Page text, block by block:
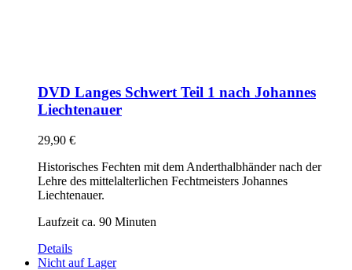
DVD Langes Schwert Teil 1 nach Johannes
Liechtenauer
29,90 €
Historisches Fechten mit dem Anderthalbhänder nach der
Lehre des mittelalterlichen Fechtmeisters Johannes
Liechtenauer.
Laufzeit ca. 90 Minuten
Details
Nicht auf Lager